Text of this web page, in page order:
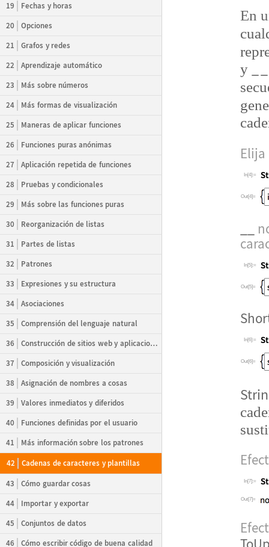
19
Fechas y horas
20
Opciones
21
Grafos y redes
22
Aprendizaje automático
23
Más sobre números
24
Más formas de visualización
25
Maneras de aplicar funciones
26
Funciones puras anónimas
27
Aplicación repetida de funciones
28
Pruebas y condicionales
29
Más sobre las funciones puras
30
Reorganización de listas
31
Partes de listas
32
Patrones
33
Expresiones y su estructura
34
Asociaciones
35
Comprensión del lenguaje natural
36
Construcción de sitios web y aplicaciones
37
Composición y visualización
38
Asignación de nombres a cosas
39
Valores inmediatos y diferidos
40
Funciones definidas por el usuario
41
Más información sobre los patrones
42
Cadenas de caracteres y plantillas
43
Cómo guardar cosas
44
Importar y exportar
45
Conjuntos de datos
46
Cómo escribir código de buena calidad
En
y
In[4]:=
Out[4]=
In[5]:=
Out[5]=
In[6]:=
Out[6]=
Efect
In[7]:=
Out[7]=
Efect